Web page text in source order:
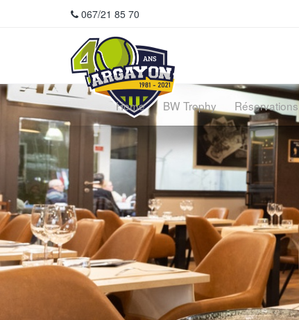
067/21 85 70
Home BW Trophy Réservations